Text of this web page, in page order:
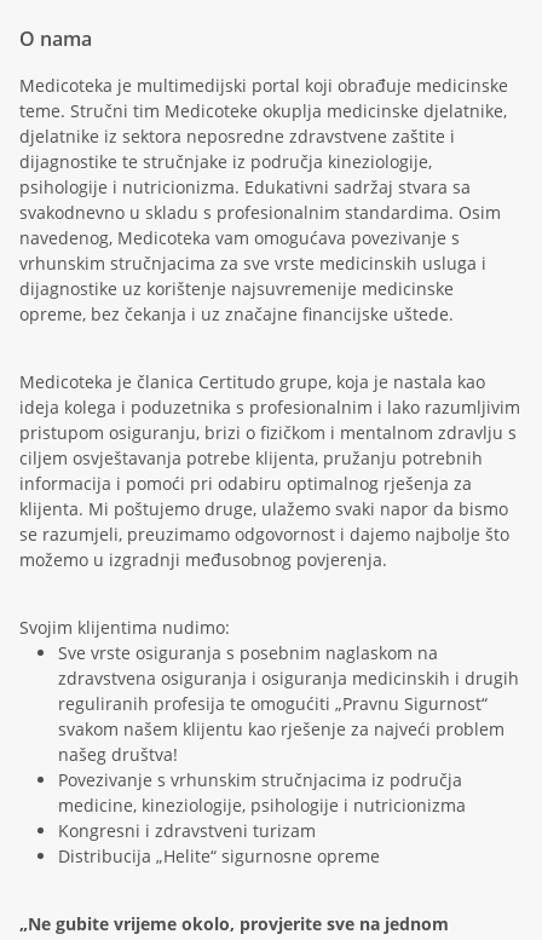
O nama
Medicoteka je multimedijski portal koji obrađuje medicinske
teme. Stručni tim Medicoteke okuplja medicinske djelatnike,
djelatnike iz sektora neposredne zdravstvene zaštite i
dijagnostike te stručnjake iz područja kineziologije,
psihologije i nutricionizma. Edukativni sadržaj stvara sa
svakodnevno u skladu s profesionalnim standardima. Osim
navedenog, Medicoteka vam omogućava povezivanje s
vrhunskim stručnjacima za sve vrste medicinskih usluga i
dijagnostike uz korištenje najsuvremenije medicinske
opreme, bez čekanja i uz značajne financijske uštede.
Medicoteka je članica Certitudo grupe, koja je nastala kao
ideja kolega i poduzetnika s profesionalnim i lako razumljivim
pristupom osiguranju, brizi o fizičkom i mentalnom zdravlju s
ciljem osvještavanja potrebe klijenta, pružanju potrebnih
informacija i pomoći pri odabiru optimalnog rješenja za
klijenta. Mi poštujemo druge, ulažemo svaki napor da bismo
se razumjeli, preuzimamo odgovornost i dajemo najbolje što
možemo u izgradnji međusobnog povjerenja.
Svojim klijentima nudimo:
Sve vrste osiguranja s posebnim naglaskom na
zdravstvena osiguranja i osiguranja medicinskih i drugih
reguliranih profesija te omogućiti „Pravnu Sigurnost“
svakom našem klijentu kao rješenje za najveći problem
našeg društva!
Povezivanje s vrhunskim stručnjacima iz područja
medicine, kineziologije, psihologije i nutricionizma
Kongresni i zdravstveni turizam
Distribucija „Helite“ sigurnosne opreme
„Ne gubite vrijeme okolo, provjerite sve na jednom